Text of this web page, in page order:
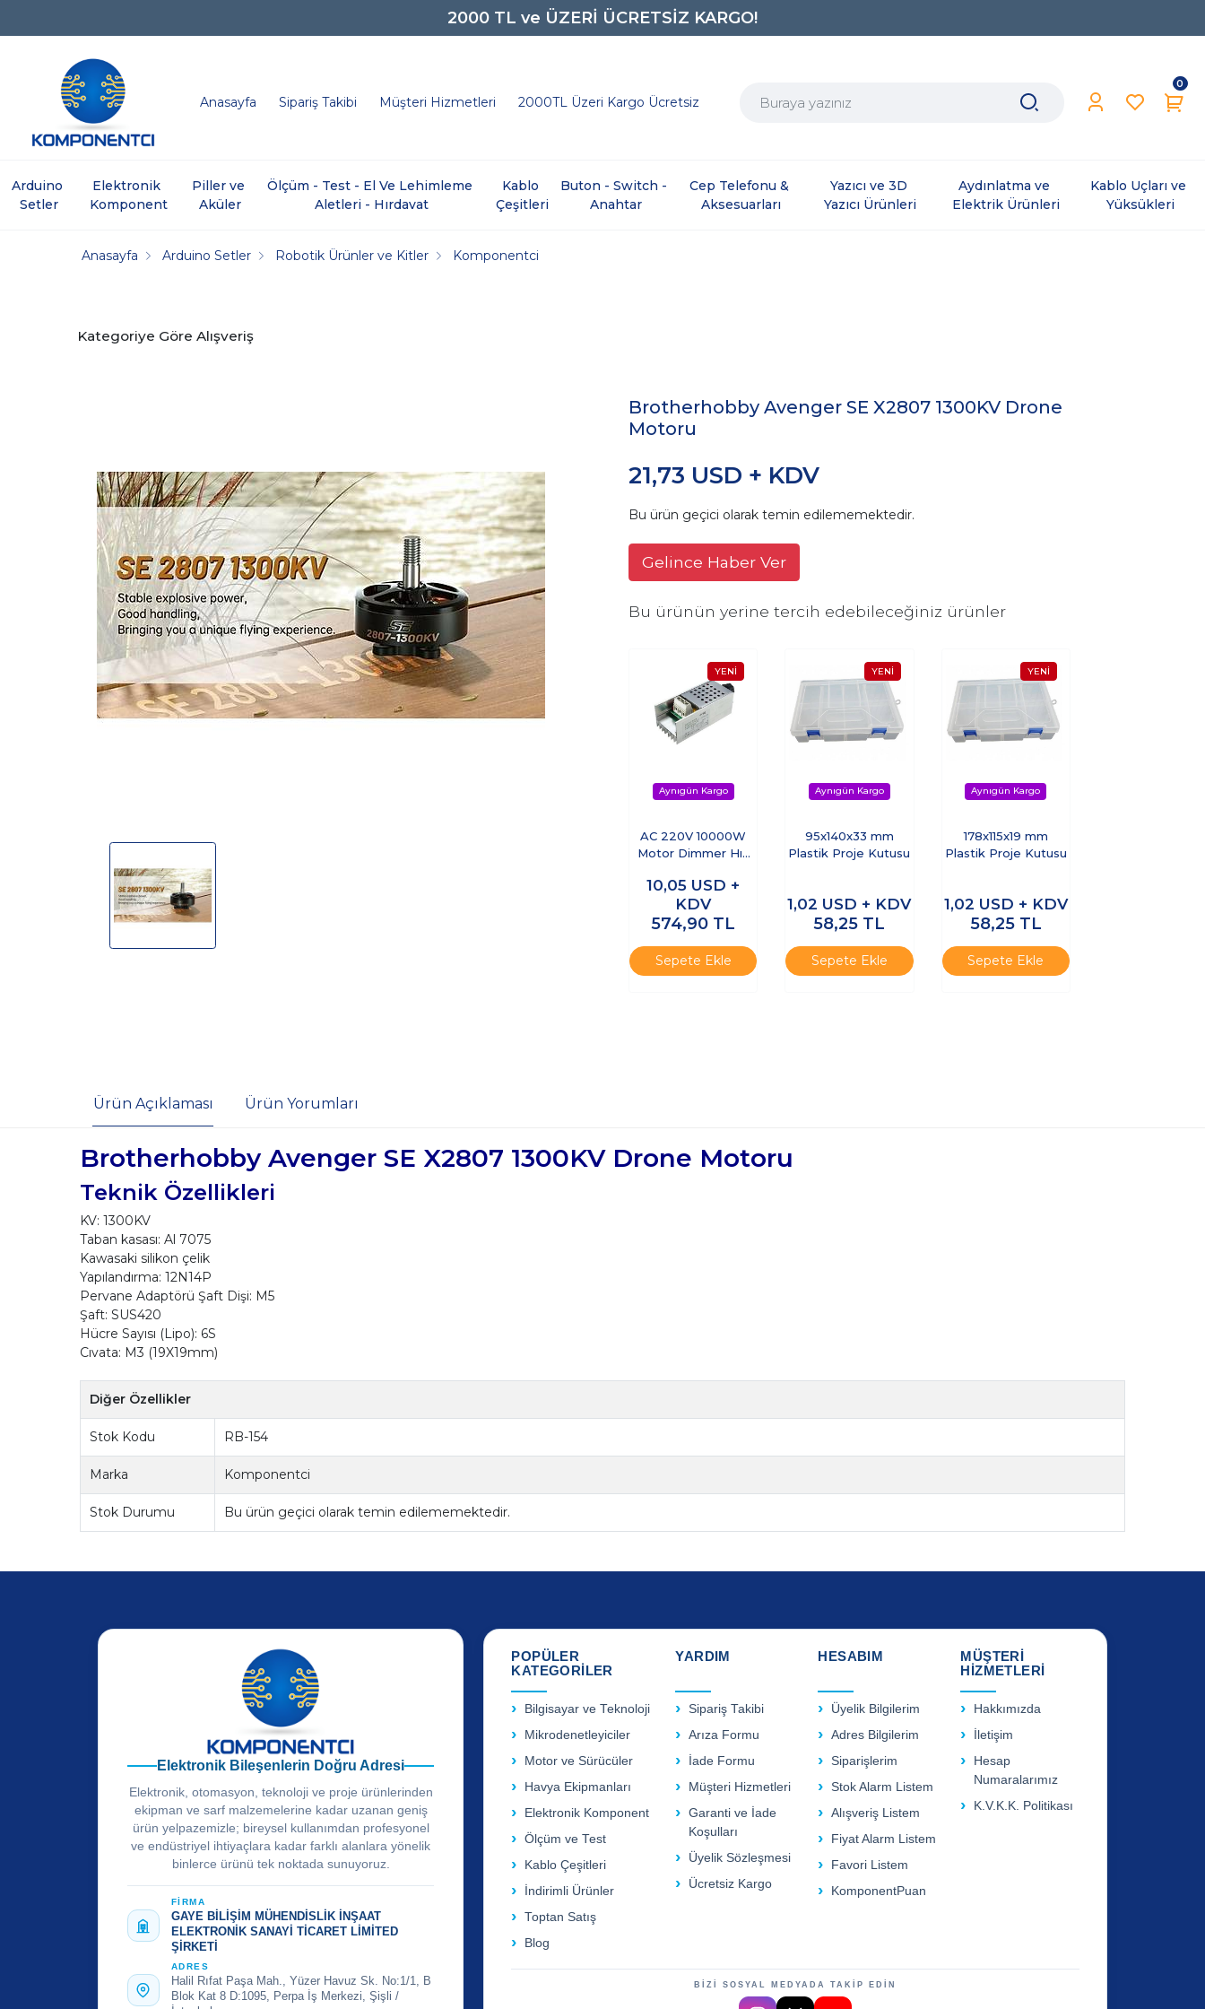
2000 TL ve ÜZERİ ÜCRETSİZ KARGO!
0850 242 0734
Anasayfa Sipariş Takibi Müşteri Hizmetleri 2000TL Üzeri Kargo Ücretsiz
0
Arduino
Setler
Elektronik
Komponent
Piller ve
Aküler
Ölçüm - Test - El Ve Lehimleme
Aletleri - Hırdavat
Kablo
Çeşitleri
Buton - Switch -
Anahtar
Cep Telefonu &
Aksesuarları
Yazıcı ve 3D
Yazıcı Ürünleri
Aydınlatma ve
Elektrik Ürünleri
Kablo Uçları ve
Yüksükleri
Anasayfa Arduino Setler Robotik Ürünler ve Kitler Komponentci
Kategoriye Göre Alışveriş
Brotherhobby Avenger SE X2807 1300KV Drone
Motoru
21,73 USD + KDV
Bu ürün geçici olarak temin edilememektedir.
Gelince Haber Ver
Bu ürünün yerine tercih edebileceğiniz ürünler
AC 220V 10000W
Motor Dimmer Hız
10,05 USD +
KDV
574,90 TL
Sepete Ekle
95x140x33 mm
Plastik Proje Kutusu
1,02 USD + KDV
58,25 TL
Sepete Ekle
178x115x19 mm
Plastik Proje Kutusu
1,02 USD + KDV
58,25 TL
Sepete Ekle
Ürün Açıklaması Ürün Yorumları
Brotherhobby Avenger SE X2807 1300KV Drone Motoru
Teknik Özellikleri
KV: 1300KV
Taban kasası: Al 7075
Kawasaki silikon çelik
Yapılandırma: 12N14P
Pervane Adaptörü Şaft Dişi: M5
Şaft: SUS420
Hücre Sayısı (Lipo): 6S
Cıvata: M3 (19X19mm)
Diğer Özellikler
Stok Kodu RB-154
Marka Komponentci
Stok Durumu Bu ürün geçici olarak temin edilememektedir.
Elektronik Bileşenlerin Doğru Adresi
Elektronik, otomasyon, teknoloji ve proje ürünlerinden
ekipman ve sarf malzemelerine kadar uzanan geniş
ürün yelpazemizle; bireysel kullanımdan profesyonel
ve endüstriyel ihtiyaçlara kadar farklı alanlara yönelik
binlerce ürünü tek noktada sunuyoruz.
FİRMA
GAYE BİLİŞİM MÜHENDİSLİK İNŞAAT
ELEKTRONİK SANAYİ TİCARET LİMİTED
ŞİRKETİ
ADRES
Halil Rıfat Paşa Mah., Yüzer Havuz Sk. No:1/1, B
Blok Kat 8 D:1095, Perpa İş Merkezi, Şişli /
POPÜLER
KATEGORİLER
Bilgisayar ve Teknoloji
Mikrodenetleyiciler
Motor ve Sürücüler
Havya Ekipmanları
Elektronik Komponent
Ölçüm ve Test
Kablo Çeşitleri
İndirimli Ürünler
Toptan Satış
Blog
YARDIM
Sipariş Takibi
Arıza Formu
İade Formu
Müşteri Hizmetleri
Garanti ve İade
Koşulları
Üyelik Sözleşmesi
Ücretsiz Kargo
HESABIM
Üyelik Bilgilerim
Adres Bilgilerim
Siparişlerim
Stok Alarm Listem
Alışveriş Listem
Fiyat Alarm Listem
Favori Listem
KomponentPuan
MÜŞTERİ
HİZMETLERİ
Hakkımızda
İletişim
Hesap
Numaralarımız
K.V.K.K. Politikası
BİZİ SOSYAL MEDYADA TAKİP EDİN